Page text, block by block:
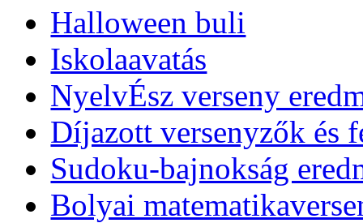
Halloween buli
Iskolaavatás
NyelvÉsz verseny
Díjazott versenyzők és
Sudoku-bajnokság
Bolyai